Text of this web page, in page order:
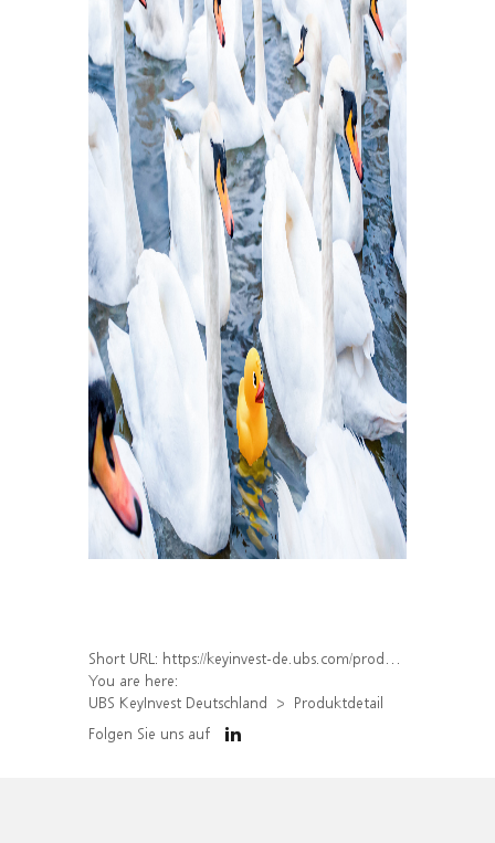
Short URL: https://keyinvest-de.ubs.com/produkt/detail/index/isin/DE000WA4XRB7
You are here:
UBS KeyInvest Deutschland
Produktdetail
Folgen Sie uns auf